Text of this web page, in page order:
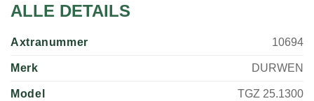
ALLE DETAILS
Axtranummer 10694
Merk DURWEN
Model TGZ 25.1300